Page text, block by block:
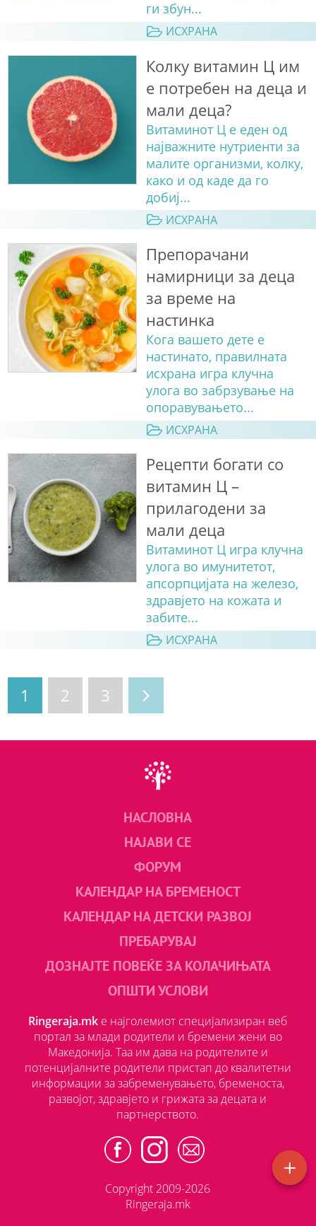
ги збун...
ИСХРАНА
Колку витамин Ц им
е потребен на деца и
мали деца?
Витаминот Ц е еден од
најважните нутриенти за
малите организми, колку,
како и од каде да го
добиј...
ИСХРАНА
Препорачани
намирници за деца
за време на
настинка
Кога вашето дете е
настинато, правилната
исхрана игра клучна
улога во забрзување на
опоравувањето...
ИСХРАНА
Рецепти богати со
витамин Ц –
прилагодени за
мали деца
Витаминот Ц игра клучна
улога во имунитетот,
апсорпцијата на железо,
здравјето на кожата и
забите...
ИСХРАНА
1 2 3
НАСЛОВНА
НАЈАВИ СЕ
ФОРУМ
КАЛЕНДАР НА БРЕМЕНОСТ
КАЛЕНДАР НА ДЕТСКИ РАЗВОЈ
ПРЕБАРУВАЈ
ДОЗНАЈТЕ ПОВЕЌЕ ЗА КОЛАЧИЊАТА
ОПШТИ УСЛОВИ
Ringeraja.mk е најголемиот специјализиран веб
портал за млади родители и бремени жени во
Македонија. Таа им дава на родителите и
потенцијалните родители пристап до квалитетни
информации за забременувањето, бременоста,
развојот, здравјето и грижата за децата и
партнерството.
Copyright 2009-2026
Ringeraja.mk